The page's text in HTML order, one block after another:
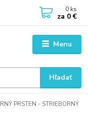
Menu
Hľadať
0 ks
za 0 €
PRSTEN - STRIEBORNÝ